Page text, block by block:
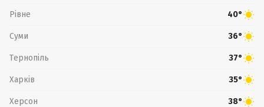
Рівне 40°
Суми 36°
Тернопіль 37°
Харків 35°
Херсон 38°